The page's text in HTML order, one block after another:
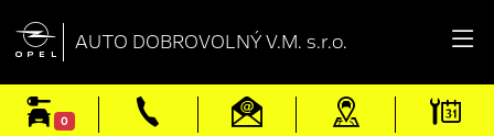
 AUTO DOBROVOLNÝ V.M. s.r.o.
0